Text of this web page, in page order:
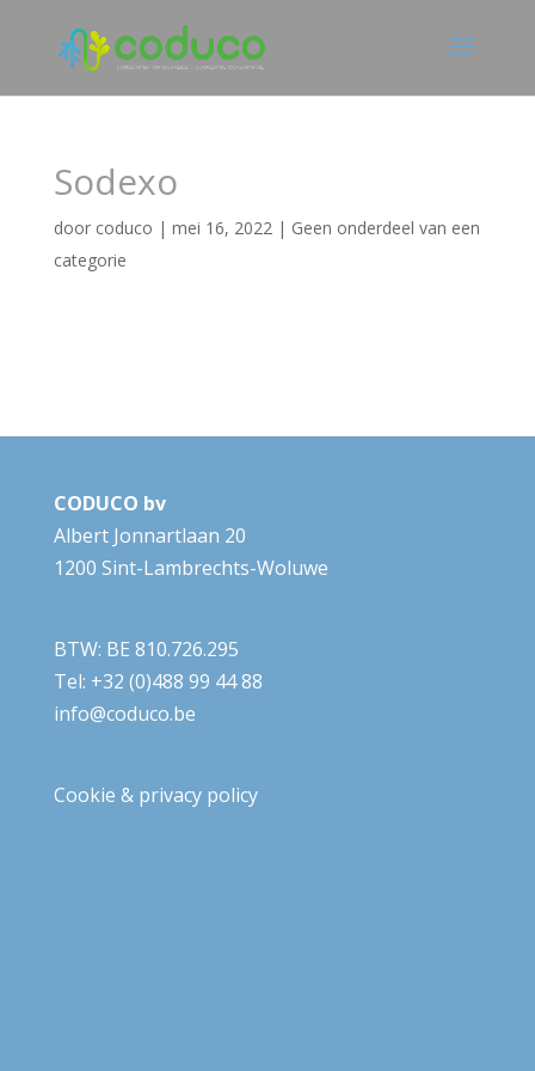
Sodexo
door coduco | mei 16, 2022| Geen onderdeel van een
categorie
CODUCO bv
Albert Jonnartlaan 20
1200 Sint-Lambrechts-Woluwe
BTW: BE 810.726.295
Tel: +32 (0)488 99 44 88
info@coduco.be
Cookie & privacy policy